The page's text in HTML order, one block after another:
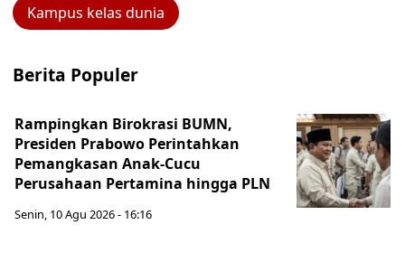
Kampus kelas dunia
Berita Populer
Rampingkan Birokrasi BUMN,
Presiden Prabowo Perintahkan
Pemangkasan Anak-Cucu
Perusahaan Pertamina hingga PLN
Senin, 10 Agu 2026 - 16:16